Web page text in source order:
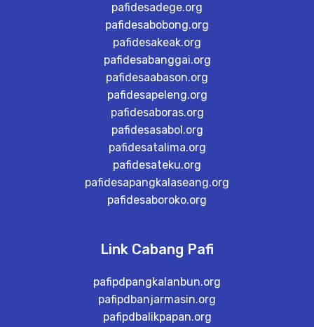
pafidesadege.org
pafidesabobong.org
pafidesakeak.org
pafidesabanggai.org
pafidesaabason.org
pafidesapeleng.org
pafidesaboras.org
pafidesasabol.org
pafidesatalima.org
pafidesateku.org
pafidesapangkalaseang.org
pafidesaboroko.org
Link Cabang Pafi
pafipdpangkalanbun.org
pafipdbanjarmasin.org
pafipdbalikpapan.org